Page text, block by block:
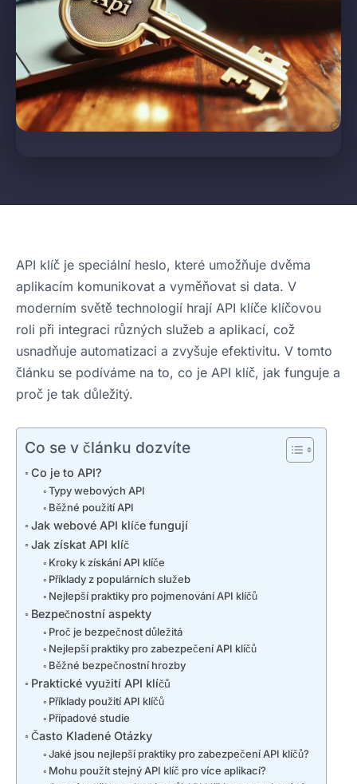
API klíč je speciální heslo, které umožňuje dvěma
aplikacím komunikovat a vyměňovat si data. V
moderním světě technologií hrají API klíče klíčovou
roli při integraci různých služeb a aplikací, což
usnadňuje automatizaci a zvyšuje efektivitu. V tomto
článku se podíváme na to, co je API klíč, jak funguje a
proč je tak důležitý.
Co se v článku dozvíte
Co je to API?
Typy webových API
Běžné použití API
Jak webové API klíče fungují
Jak získat API klíč
Kroky k získání API klíče
Příklady z populárních služeb
Nejlepší praktiky pro pojmenování API klíčů
Bezpečnostní aspekty
Proč je bezpečnost důležitá
Nejlepší praktiky pro zabezpečení API klíčů
Běžné bezpečnostní hrozby
Praktické využití API klíčů
Příklady použití API klíčů
Případové studie
Často Kladené Otázky
Jaké jsou nejlepší praktiky pro zabezpečení API klíčů?
Mohu použít stejný API klíč pro více aplikací?